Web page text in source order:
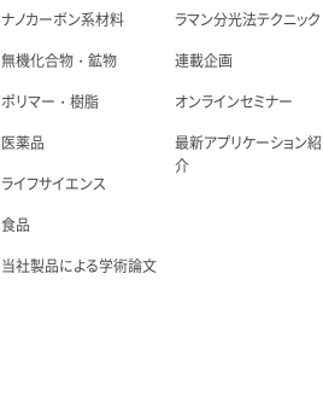
ナノカーボン系材料
無機化合物・鉱物
ポリマー・樹脂
医薬品
ライフサイエンス
食品
当社製品による学術論文
ラマン分光法テクニック
連載企画
オンラインセミナー
最新アプリケーション紹
介